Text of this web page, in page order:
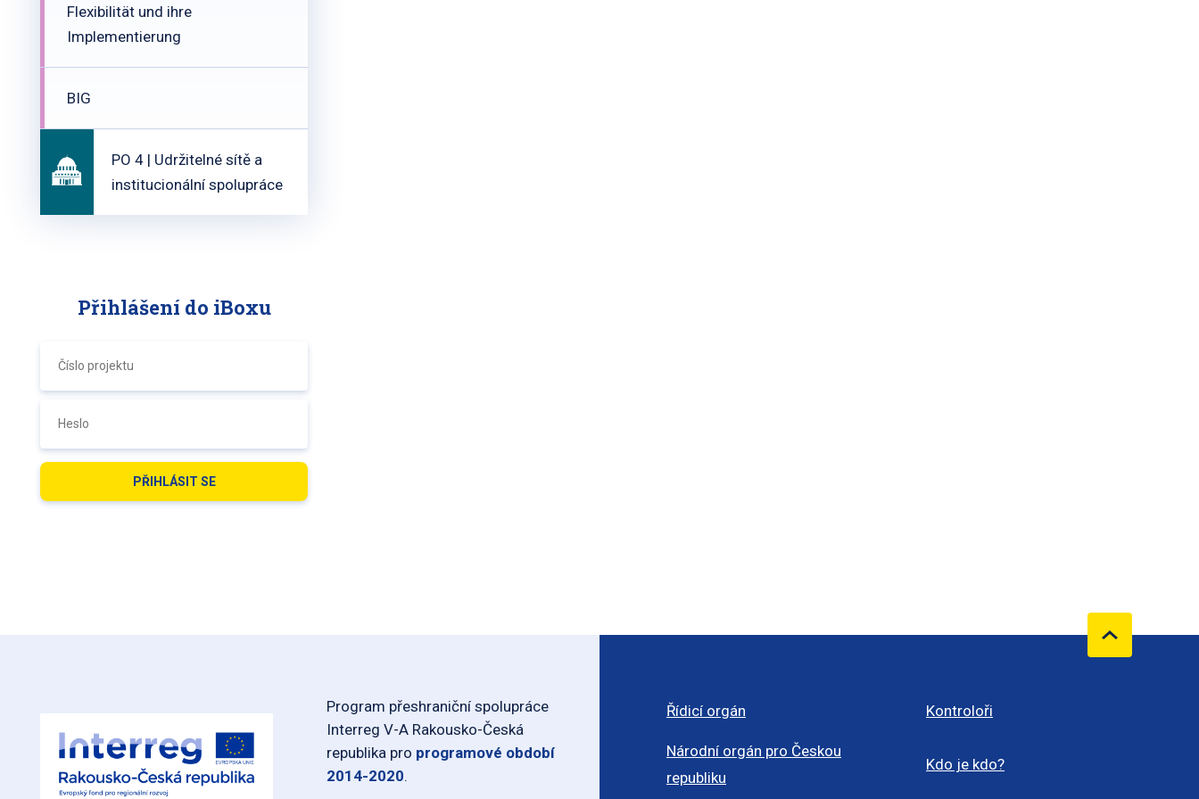
Flexibilität und ihre
Implementierung
BIG
PO 4 | Udržitelné sítě a
institucionální spolupráce
Přihlášení do iBoxu
Program přeshraniční spolupráce
Interreg V-A Rakousko-Česká
republika pro programové období
2014-2020.
Řídicí orgán
Národní orgán pro Českou
republiku
Kontroloři
Kdo je kdo?